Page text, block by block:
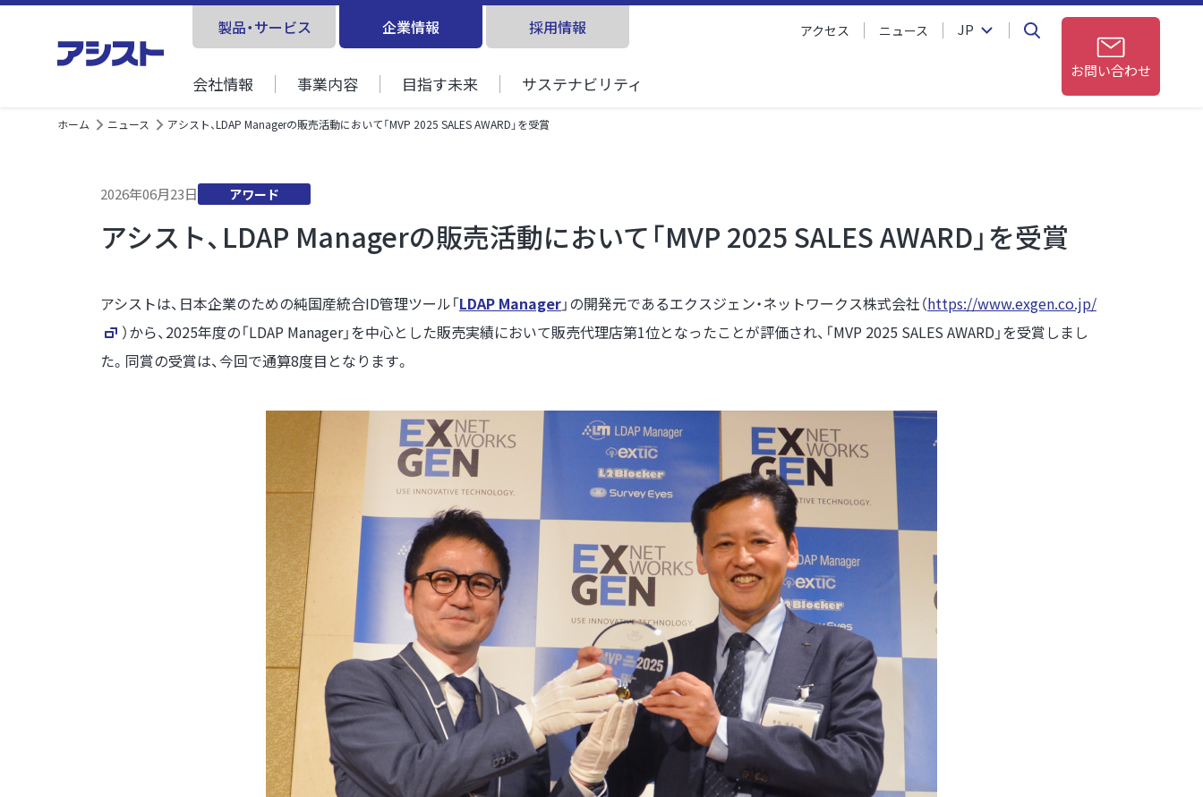
企業情報
会社情報 事業内容 目指す未来 サステナビリティ
製品・サービス 採用情報 アクセス ニュース JP
お問い合わせ
ホーム ニュース アシスト、LDAP Managerの販売活動において「MVP 2025 SALES AWARD」を受賞
2026年06月23日 アワード
アシスト、LDAP Managerの販売活動において「MVP 2025 SALES AWARD」を受賞
アシストは、日本企業のための純国産統合ID管理ツール「LDAP Manager」の開発元であるエクスジェン・ネットワークス株式会社（https://www.exgen.co.jp/
）から、2025年度の「LDAP Manager」を中心とした販売実績において販売代理店第1位となったことが評価され、「MVP 2025 SALES AWARD」を受賞しまし
た。同賞の受賞は、今回で通算8度目となります。